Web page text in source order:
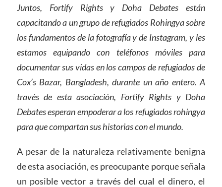
Juntos, Fortify Rights y Doha Debates están
capacitando a un grupo de refugiados Rohingya sobre
los fundamentos de la fotografía y de Instagram, y les
estamos equipando con teléfonos móviles para
documentar sus vidas en los campos de refugiados de
Cox’s Bazar, Bangladesh, durante un año entero. A
través de esta asociación, Fortify Rights y Doha
Debates esperan empoderar a los refugiados rohingya
para que compartan sus historias con el mundo.
A pesar de la naturaleza relativamente benigna
de esta asociación, es preocupante porque señala
un posible vector a través del cual el dinero, el